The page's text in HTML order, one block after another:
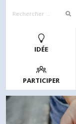
IDÉE
PARTICIPER